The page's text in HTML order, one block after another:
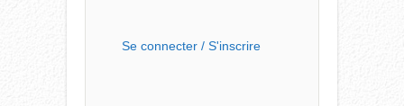
Se connecter / S'inscrire